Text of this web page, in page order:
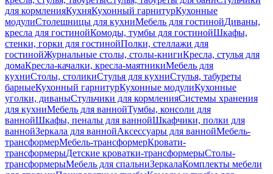
для кормленияКухняКухонный гарнитурКухонные
модулиСтолешницы для кухниМебель для гостинойДиваны,
кресла для гостинойКомоды, тумбы для гостинойШкафы,
стенки, горки для гостинойПолки, стеллажи для
гостинойЖурнальные столы, столы-книгиКресла, стулья для
домаКресла-качалки, кресла-маятникиМебель для
кухниСтолы, столикиСтулья для кухниСтулья, табуреты
барныеКухонный гарнитурКухонные модулиКухонные
уголки, диваныСтульчики для кормленияСистемы хранения
для кухниМебель для ваннойТумбы, консоли для
ваннойШкафы, пеналы для ваннойШкафчики, полки для
ваннойЗеркала для ваннойАксессуары для ваннойМебель-
трансформерМебель-трансформерКровати-
трансформерыДетские кроватки-трансформерыСтолы-
трансформерыМебель для спальниЗеркалаКомплекты мебели